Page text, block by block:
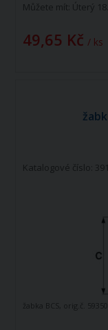
Můžete mít: Úterý
49,65 Kč / ks
Katalogové číslo:
žabka BCS, orig.č.